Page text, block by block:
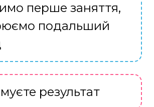
перше заняття,
подальший
результат